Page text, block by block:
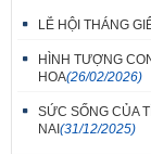
LỄ HỘI THÁNG
HÌNH TƯỢNG
HOA(26/02/2026)
SỨC SỐNG CỦA
NAI(31/12/2025)